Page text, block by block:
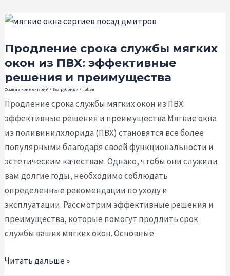
Продление срока службы мягких
окон из ПВХ: эффективные
решения и преимущества
Оставьте комментарий / Без рубрики / maken
Продление срока службы мягких окон из ПВХ:
эффективные решения и преимущества Мягкие окна
из поливинилхлорида (ПВХ) становятся все более
популярными благодаря своей функциональности и
эстетическим качествам. Однако, чтобы они служили
вам долгие годы, необходимо соблюдать
определенные рекомендации по уходу и
эксплуатации. Рассмотрим эффективные решения и
преимущества, которые помогут продлить срок
службы ваших мягких окон. Основные
Продление
службы
мягких
окон
из
ПВХ:
эффективные
решения
и
преимущества
Читать дальше »